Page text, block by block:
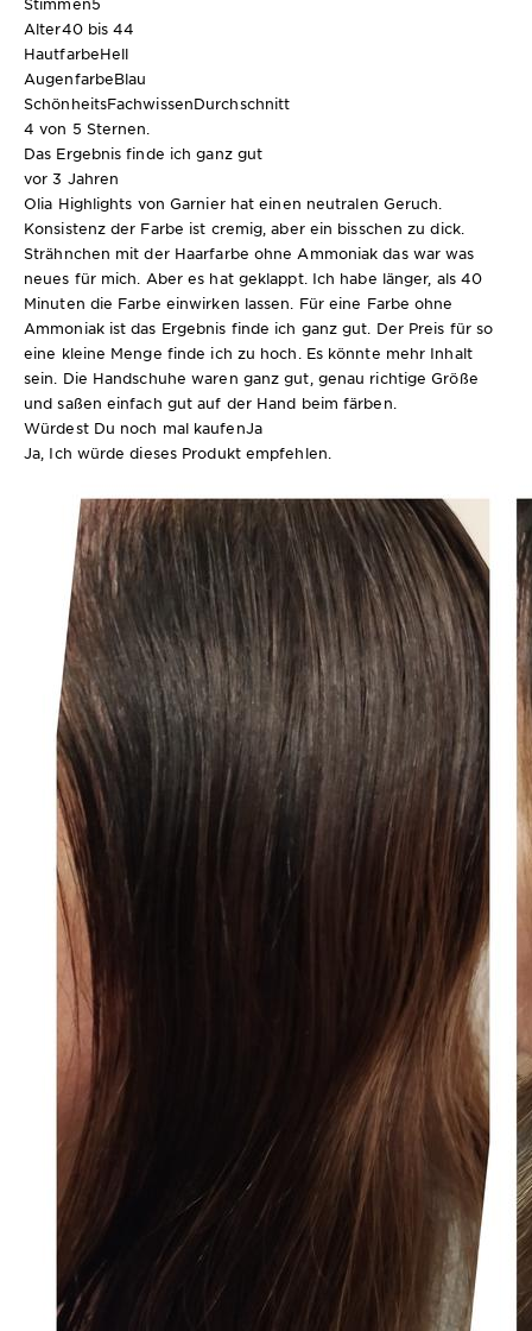
Stimmen5
Alter40 bis 44
HautfarbeHell
AugenfarbeBlau
SchönheitsFachwissenDurchschnitt
4 von 5 Sternen.
Das Ergebnis finde ich ganz gut
vor 3 Jahren
Olia Highlights von Garnier hat einen neutralen Geruch.
Konsistenz der Farbe ist cremig, aber ein bisschen zu dick.
Strähnchen mit der Haarfarbe ohne Ammoniak das war was
neues für mich. Aber es hat geklappt. Ich habe länger, als 40
Minuten die Farbe einwirken lassen. Für eine Farbe ohne
Ammoniak ist das Ergebnis finde ich ganz gut. Der Preis für so
eine kleine Menge finde ich zu hoch. Es könnte mehr Inhalt
sein. Die Handschuhe waren ganz gut, genau richtige Größe
und saßen einfach gut auf der Hand beim färben.
Würdest Du noch mal kaufenJa
Ja, Ich würde dieses Produkt empfehlen.